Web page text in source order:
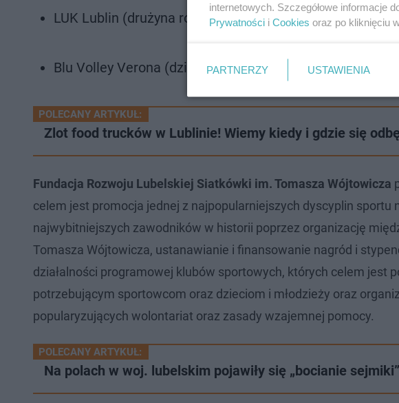
LUK Lublin (drużyna rozgrywek PlusLigi)
Blu Volley Verona (dziewiąta drużyna ligi Włoskiej)
POLECANY ARTYKUŁ:
Zlot food trucków w Lublinie! Wiemy kiedy i gdzie się
Fundacja Rozwoju Lubelskiej Siatkówki im. Tomasza Wójtowicza
celem jest promocja jednej z najpopularniejszych dyscyplin
najwybitniejszych zawodników w historii poprzez organizację
Tomasza Wójtowicza, ustanawianie i finansowanie nagród i
działalności programowej klubów sportowych, których celem jest
potrzebującym sportowcom oraz dzieciom i młodzieży oraz
popularyzujących wolontariat oraz zasady wzajemnej pomocy.
POLECANY ARTYKUŁ:
Na polach w woj. lubelskim pojawiły się „bocianie
internetowych. Szczegółowe informacje
Prywatności i Cookies oraz po kliknięciu
PARTNERZY USTAWIENIA